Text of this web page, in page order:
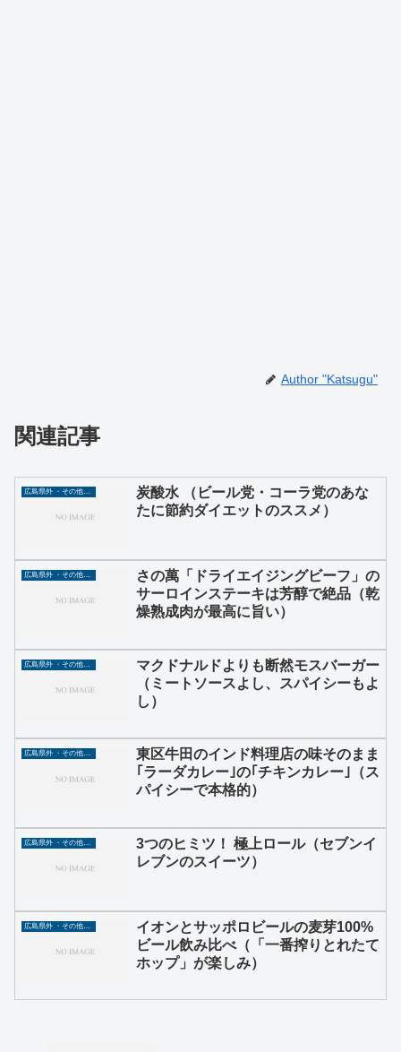
Author "Katsugu"
関連記事
広島県外 ・その他グルメ
炭酸水 （ビール党・コーラ党のあな
たに節約ダイエットのススメ）
広島県外 ・その他グルメ
さの萬「ドライエイジングビーフ」の
サーロインステーキは芳醇で絶品（乾
燥熟成肉が最高に旨い）
マクドナルドよりも断然モスバーガー
（ミートソースよし、スパイシーもよ
し）
広島県外 ・その他グルメ
東区牛田のインド料理店の味そのまま
｢ラーダカレー｣の｢チキンカレー｣（ス
パイシーで本格的）
広島県外 ・その他グルメ
3つのヒミツ！ 極上ロール（セブンイ
レブンのスイーツ）
イオンとサッポロビールの麦芽100%
ビール飲み比べ（「一番搾りとれたて
ホップ」が楽しみ）